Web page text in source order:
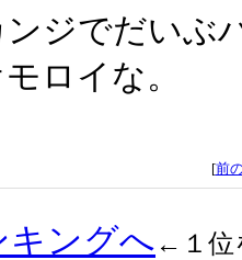
ジでだいぶ
ロイな。
[前
キングへ ←１位